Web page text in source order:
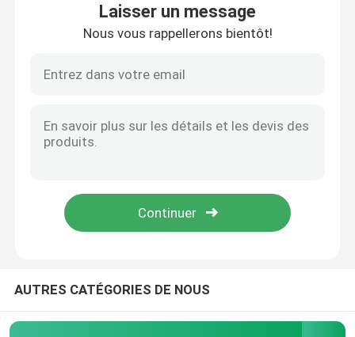
Contact
nouvelles
Pièces de rechange de grue
Laisser un message
Nous vous rappellerons bientôt!
AUTRES CATÉGORIES DE NOUS